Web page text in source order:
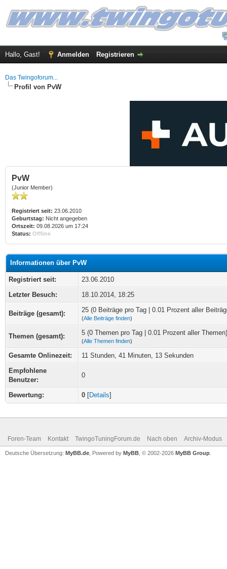
Hallo, Gast! Anmelden Registrieren
Das Twingoforum...
Profil von PvW
PvW
(Junior Member)
Registriert seit: 23.06.2010
Geburtstag: Nicht angegeben
Ortszeit: 09.08.2026 um 17:24
Status: Offline
Informationen über PvW
Registriert seit:
23.06.2010
Letzter Besuch:
18.10.2014, 18:25
Beiträge (gesamt): 25 (0 Beiträge pro Tag | 0.01 Prozent aller
(Alle Beiträge finden)
Themen (gesamt): 5 (0 Themen pro Tag | 0.01 Prozent aller Themen)
(Alle Themen finden)
Gesamte Onlinezeit:
11 Stunden, 41 Minuten, 13 Sekunden
Empfohlene
Benutzer:
0
Bewertung: 0 [Details]
Foren-Team Kontakt TwingoTuningForum.de Nach oben Archiv-Modus
Deutsche Übersetzung: MyBB.de , Powered by MyBB , © 2002-2026 MyBB Group